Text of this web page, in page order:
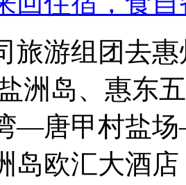
旅游组团去
洲岛、惠东
—唐甲村盐场
岛欧汇大酒